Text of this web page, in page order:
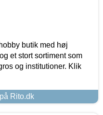
butik med høj
et stort sortiment som
og institutioner. Klik
Rito.dk